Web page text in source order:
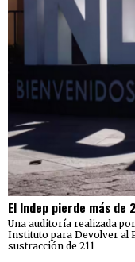
El Indep pierde más
Una auditoría realizada
Instituto para Devolver al
sustracción de 211